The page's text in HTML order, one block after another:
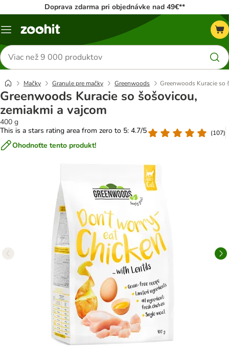
Doprava zdarma pri objednávke nad 49€**
Kategórie
Hľadať
produkty
Mačky Granule pre mačky Greenwoods Greenwoods Kuracie so
Greenwoods Kuracie so šošovicou,
zemiakmi a vajcom
400 g
This is a stars rating area from zero to 5: 4.7/5
(107)
Ohodnoťte tento produkt!